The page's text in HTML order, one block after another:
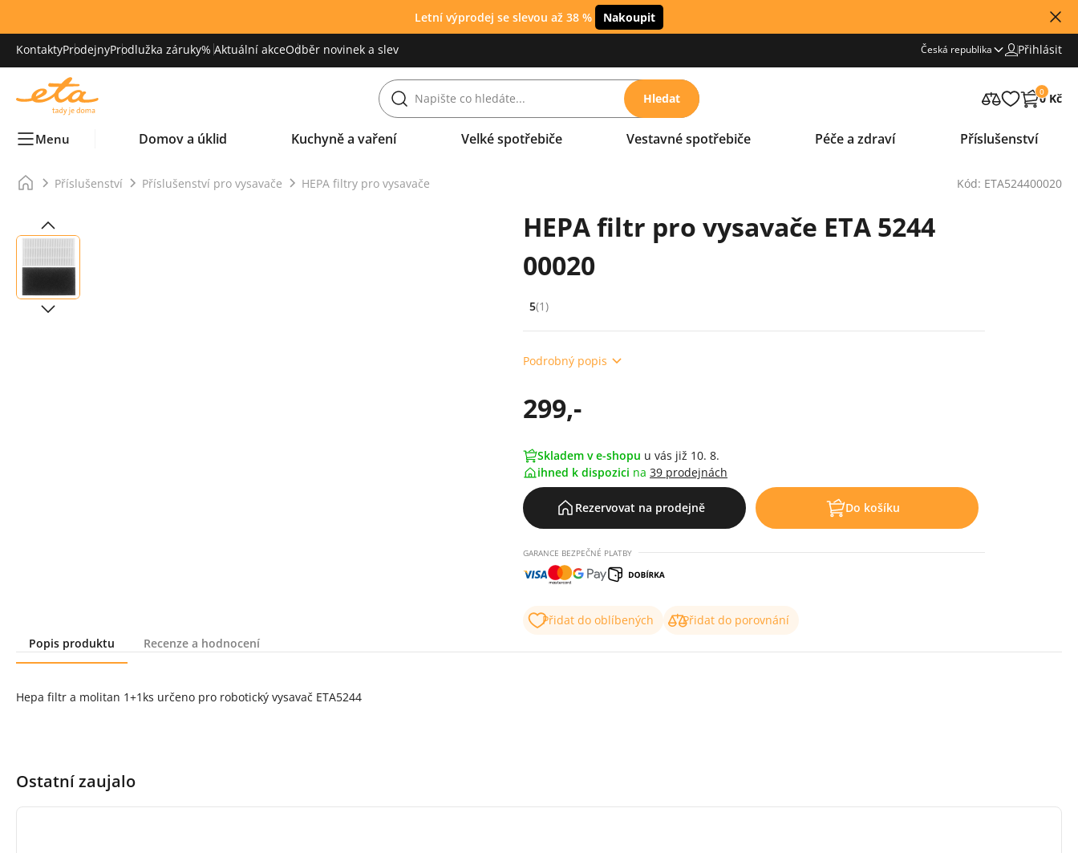
Letní výprodej se slevou až 38 % Nakoupit
KontaktyProdejnyProdlužka záruky% Aktuální akceOdběr novinek a slev Česká republika Přihlásit
Hledat 0
0 Kč
Menu Domov a úklid Kuchyně a vaření Velké spotřebiče Vestavné spotřebiče Péče a zdraví Příslušenství
Příslušenství Příslušenství pro vysavače HEPA filtry pro vysavače Kód: ETA524400020
HEPA filtr pro vysavače ETA 5244
00020
Hodnocení: 5 z 5 (1 recenzí)
5(1)
Podrobný popis
299,-
Skladem v e-shopu u vás již 10. 8.
ihned k dispozici na 39 prodejnách
Rezervovat na prodejně Do košíku
GARANCE BEZPEČNÉ PLATBY
Přidat do oblíbených
Přidat do porovnání
Popis produktu
Recenze a hodnocení
Hepa filtr a molitan 1+1ks určeno pro robotický vysavač ETA5244
Ostatní zaujalo